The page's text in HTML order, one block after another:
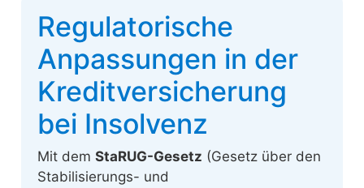
Regulatorische
Anpassungen in der
Kreditversicherung
bei Insolvenz
Mit demStaRUG-Gesetz (Gesetz über den
Stabilisierungs- und